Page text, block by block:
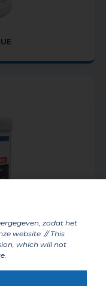
PRO
zodat het
website. // This
which will not